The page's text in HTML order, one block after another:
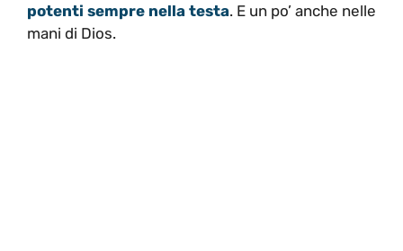
potenti sempre nella testa. E un po’ anche nelle
mani di Dios.